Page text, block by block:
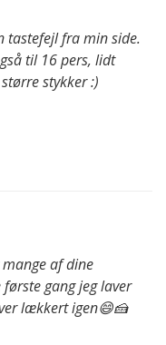
tastefejl fra min side.
til 16 pers, lidt
stykker :)
af dine
gang jeg laver
lækkert igen😄🍰